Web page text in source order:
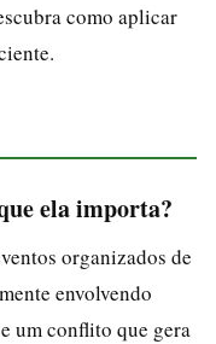
como aplicar
ela importa?
organizados de
envolvendo
um conflito que gera